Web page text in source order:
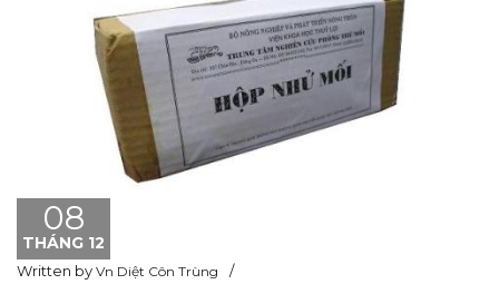
08
THÁNG 12
Written by Vn Diệt Côn Trùng